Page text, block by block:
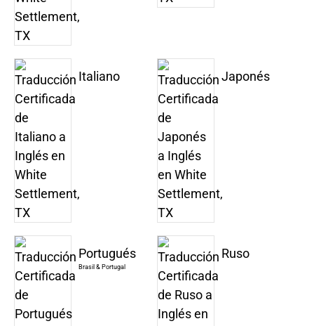
Italiano Japonés
Portugués
Brasil & Portugal
Ruso